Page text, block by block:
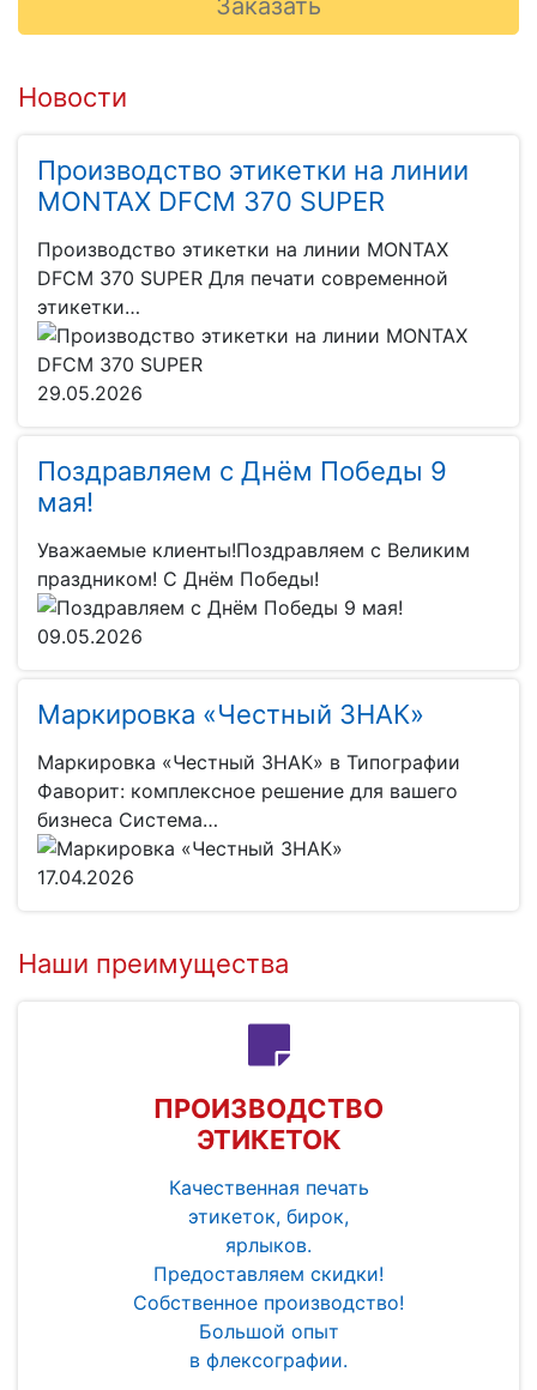
Новости
Производство этикетки на линии
MONTAX DFCM 370 SUPER
Производство этикетки на линии MONTAX
DFCM 370 SUPER Для печати современной
этикетки…
29.05.2026
Поздравляем с Днём Победы 9
мая!
Уважаемые клиенты!Поздравляем с Великим
праздником! С Днём Победы!
09.05.2026
Маркировка «Честный ЗНАК»
Маркировка «Честный ЗНАК» в Типографии
Фаворит: комплексное решение для вашего
бизнеса Система…
17.04.2026
Наши преимущества
ПРОИЗВОДСТВО
ЭТИКЕТОК
Качественная печать
этикеток, бирок,
ярлыков.
Предоставляем скидки!
Собственное производство!
Большой опыт
в флексографии.